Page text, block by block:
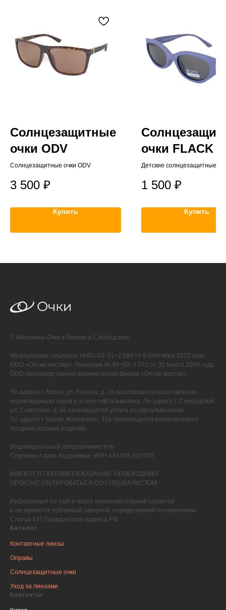
Солнцезащитные
очки ODV
Солнцезащитные очки ODV
3 500 ₽
Купить
очки FLACK
Детские солнцезащитные
1 500 ₽
Купить
© Магазины Очки в Кирове и Слободском
Медицинская лицензия №ЛО-43−01−2 094 от 9 сентября 2015 года
ООО «Оптик мастер». Лицензия № 99−03−1 072 от 31 марта 2008 года
ООО производственно-коммерческая фирма «Оптик мастер»
По адресу г. Киров, ул. Ленина, д. 78 производится изготовление
корригирующих очков и услуги офтальмолога. По адресу г. Слободской,
ул. Советская, д. 66 производятся услуги по офтальмологии.
По адресу г. Киров, Жуковского, 11а производится исключительно
продажа готовых изделий.
Индивидуальный предприниматель
Сергеева Алина Андреевна, ИНН 434 588 320 970
ИМЕЮТСЯ ПРОТИВОПОКАЗАНИЯ. НЕОБХОДИМО
ПРОКОНСУЛЬТИРОВАТЬСЯ СО СПЕЦИАЛИСТОМ
Информация на сайте носит ознакомительный характер
и не является публичной офертой, определяемой положениями
Статьи 437 Гражданского кодекса РФ.
Каталог
Контактные линзы
Оправы
Солнцезащитные очки
Уход за линзами
Контакты